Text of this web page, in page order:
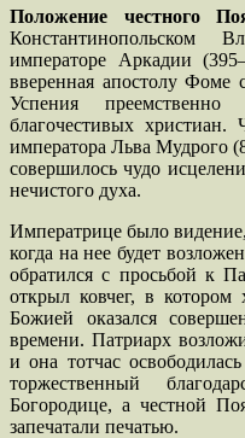
Положение честного
Константинопольском
императоре Аркадии
вверенная апостолу
Успения
благочестивых христиан.
императора Льва Мудрого
совершилось чудо
нечистого духа.
Императрице было видение,
когда на нее будет
обратился с просьбой к
открыл ковчег, в котором
Божией оказался
времени. Патриарх
и она тотчас
торжественный
Богородице, а честной
запечатали печатью.